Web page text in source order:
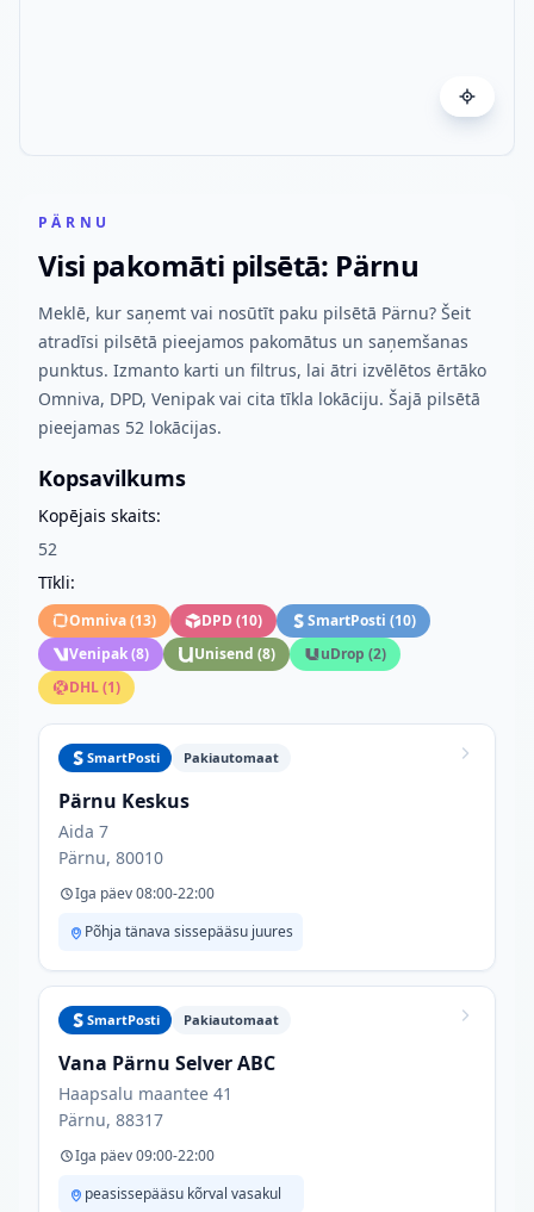
PÄRNU
Visi pakomāti pilsētā: Pärnu
Meklē, kur saņemt vai nosūtīt paku pilsētā Pärnu? Šeit
atradīsi pilsētā pieejamos pakomātus un saņemšanas
punktus. Izmanto karti un filtrus, lai ātri izvēlētos ērtāko
Omniva, DPD, Venipak vai cita tīkla lokāciju. Šajā pilsētā
pieejamas 52 lokācijas.
Kopsavilkums
Kopējais skaits:
52
Tīkli:
Omniva(13) DPD(10) SmartPosti (10)
Venipak(8) Unisend (8) uDrop (2)
DHL(1)
SmartPosti Pakiautomaat
Pärnu Keskus
Aida 7
Pärnu, 80010
Iga päev 08:00-22:00
Põhja tänava sissepääsu juures
SmartPosti Pakiautomaat
Vana Pärnu Selver ABC
Haapsalu maantee 41
Pärnu, 88317
Iga päev 09:00-22:00
peasissepääsu kõrval vasakul